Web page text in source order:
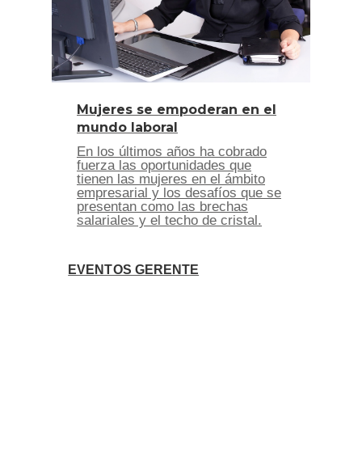
Mujeres se empoderan en el
mundo laboral
En los últimos años ha cobrado
fuerza las oportunidades que
tienen las mujeres en el ámbito
empresarial y los desafíos que se
presentan como las brechas
salariales y el techo de cristal.
EVENTOS GERENTE